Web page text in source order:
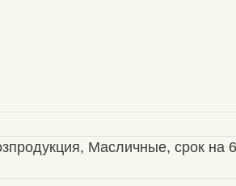
Масличные, срок на 6